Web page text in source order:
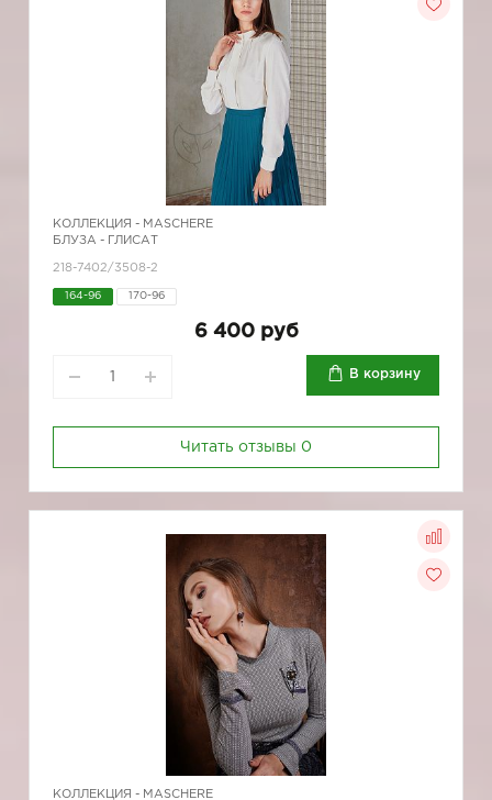
КОЛЛЕКЦИЯ - MASCHERE
БЛУЗА - ГЛИСАТ
218-7402/3508-2
164-96 170-96
6 400 руб
В корзину
Читать отзывы 0
КОЛЛЕКЦИЯ - MASCHERE